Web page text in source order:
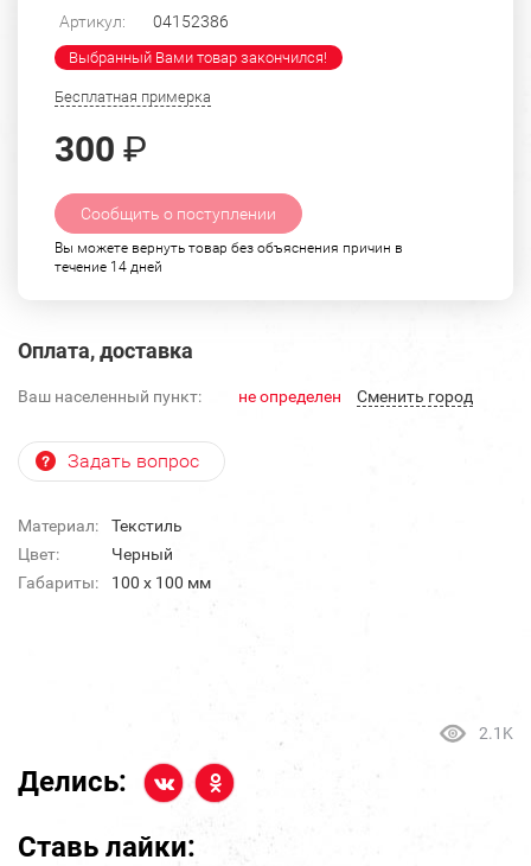
Артикул: 04152386
Выбранный Вами товар закончился!
Бесплатная примерка
300 ₽
Сообщить о поступлении
Вы можете вернуть товар без объяснения причин в
течение 14 дней
Оплата, доставка
Ваш населенный пункт: не определен Cменить город
Задать вопрос
Материал:
Текстиль
Цвет:
Черный
Габариты:
100 x 100 мм
2.1K
Делись:
Ставь лайки: